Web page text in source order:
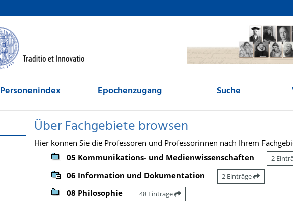
Personenindex Epochenzugang Suche
Über Fachgebiete browsen
Hier können Sie die Professoren und Professorinnen nach Ihrem
05 Kommunikations- und Medienwissenschaften
2
06 Information und Dokumentation 2 Einträge
08 Philosophie 48 Einträge